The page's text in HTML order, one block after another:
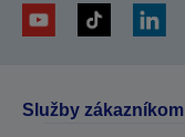
Služby zákazníkom